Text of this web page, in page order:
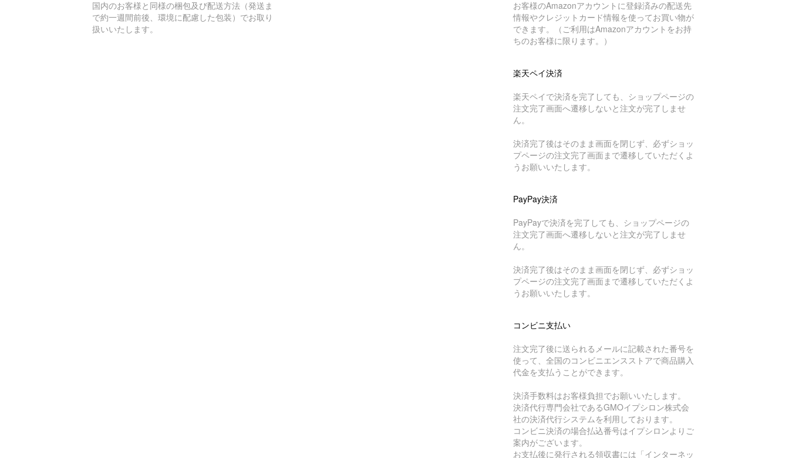
国内のお客様と同様の梱包及び配送方法（発送ま
で約一週間前後、環境に配慮した包装）でお取り
扱いいたします。
お客様のAmazonアカウントに登録済みの配送先
情報やクレジットカード情報を使ってお買い物が
できます。（ご利用はAmazonアカウントをお持
ちのお客様に限ります。）
楽天ペイ決済
楽天ペイで決済を完了しても、ショップページの
注文完了画面へ遷移しないと注文が完了しませ
ん。
決済完了後はそのまま画面を閉じず、必ずショッ
プページの注文完了画面まで遷移していただくよ
うお願いいたします。
PayPay決済
PayPayで決済を完了しても、ショップページの
注文完了画面へ遷移しないと注文が完了しませ
ん。
決済完了後はそのまま画面を閉じず、必ずショッ
プページの注文完了画面まで遷移していただくよ
うお願いいたします。
コンビニ支払い
注文完了後に送られるメールに記載された番号を
使って、全国のコンビニエンスストアで商品購入
代金を支払うことができます。
決済手数料はお客様負担でお願いいたします。
決済代行専門会社であるGMOイプシロン株式会
社の決済代行システムを利用しております。
コンビニ決済の場合払込番号はイプシロンよりご
案内がございます。
お支払後に発行される領収書には「インターネッ